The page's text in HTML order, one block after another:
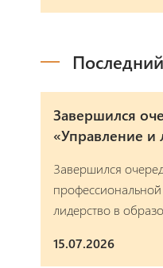
Завершился
«Управление и
Завершился
лидерство в
15.07.2026